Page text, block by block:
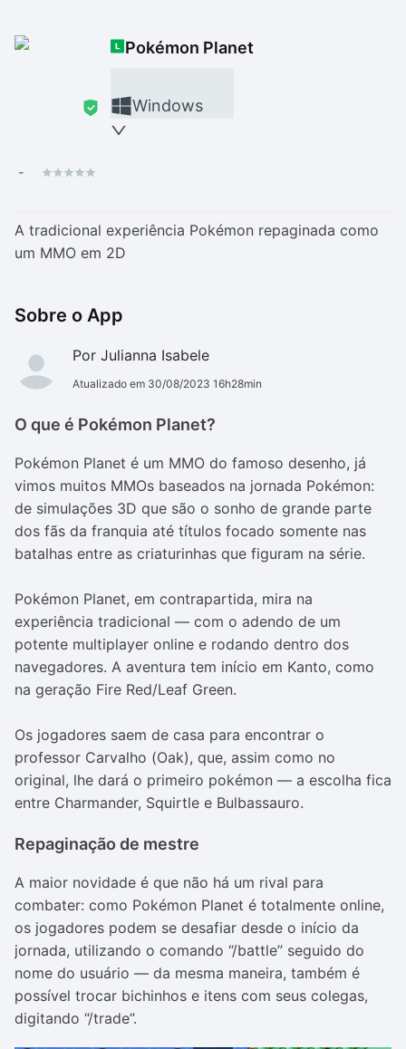
Pokémon Planet
Windows
-
A tradicional experiência Pokémon repaginada como
um MMO em 2D
Sobre o App
Por Julianna Isabele
Atualizado em 30/08/2023 16h28min
O que é Pokémon Planet?
Pokémon Planet é um MMO do famoso desenho, já
vimos muitos MMOs baseados na jornada Pokémon:
de simulações 3D que são o sonho de grande parte
dos fãs da franquia até títulos focado somente nas
batalhas entre as criaturinhas que figuram na série.
Pokémon Planet, em contrapartida, mira na
experiência tradicional — com o adendo de um
potente multiplayer online e rodando dentro dos
navegadores. A aventura tem início em Kanto, como
na geração Fire Red/Leaf Green.
Os jogadores saem de casa para encontrar o
professor Carvalho (Oak), que, assim como no
original, lhe dará o primeiro pokémon — a escolha fica
entre Charmander, Squirtle e Bulbassauro.
Repaginação de mestre
A maior novidade é que não há um rival para
combater: como Pokémon Planet é totalmente online,
os jogadores podem se desafiar desde o início da
jornada, utilizando o comando “/battle” seguido do
nome do usuário — da mesma maneira, também é
possível trocar bichinhos e itens com seus colegas,
digitando “/trade”.